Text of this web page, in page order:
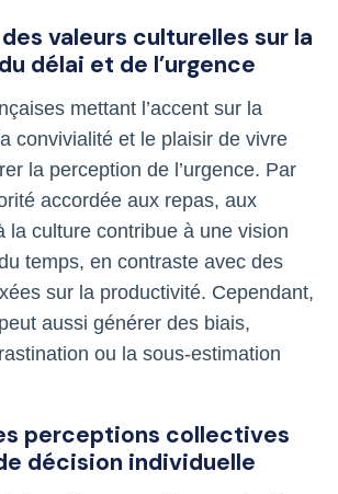
valeurs culturelles sur la
délai et de l’urgence
mettant l’accent sur la
convivialité et le plaisir de vivre
la perception de l’urgence. Par
accordée aux repas, aux
la culture contribue à une vision
temps, en contraste avec des
sur la productivité. Cependant,
aussi générer des biais,
ou la sous-estimation
perceptions collectives
décision individuelle